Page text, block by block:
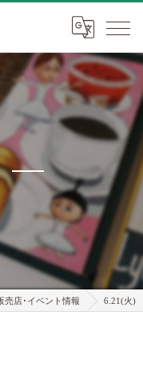
売店･イベント情報 6.21(火)